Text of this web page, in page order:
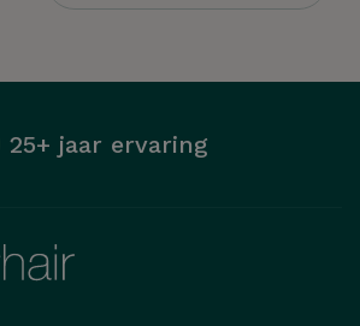
we je
25+ jaar ervaring